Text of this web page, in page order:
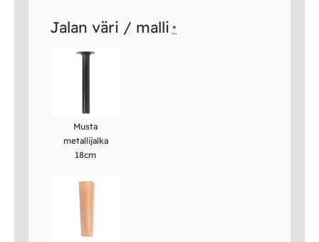
Jalan väri / malli *
Musta
metallijalka
18cm